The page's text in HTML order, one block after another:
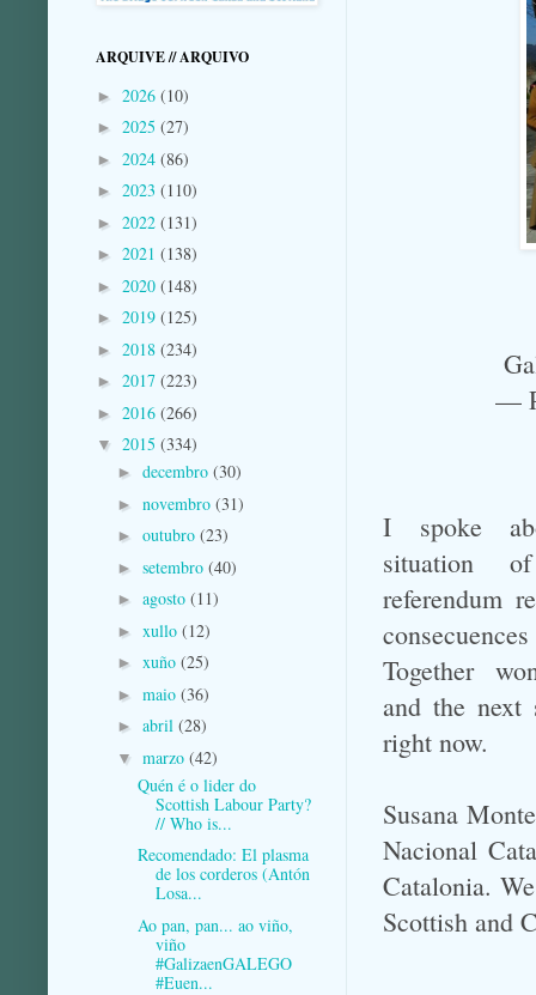
—
I spoke
situation
referendum
Together
and the next
right now.
Susana
Nacional
Catalonia.
Scottish and
ARQUIVE // ARQUIVO
► 2026 (10)
► 2025 (27)
► 2024 (86)
► 2023 (110)
► 2022 (131)
► 2021 (138)
► 2020 (148)
► 2019 (125)
► 2018 (234)
► 2017 (223)
► 2016 (266)
▼ 2015 (334)
► decembro (30)
► novembro (31)
► outubro (23)
► setembro (40)
► agosto (11)
► xullo (12)
► xuño (25)
► maio (36)
► abril (28)
▼ marzo (42)
Quén é o lider do
Scottish Labour Party?
// Who is...
Recomendado: El plasma
de los corderos (Antón
Losa...
Ao pan, pan... ao viño,
viño
#GalizaenGALEGO
#Euen...